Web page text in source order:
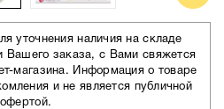
уточнения наличия на складе
Вашего заказа, с Вами свяжется
магазина. Информация о товаре
и не является публичной
офертой.